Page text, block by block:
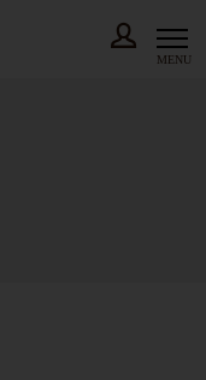
MENU